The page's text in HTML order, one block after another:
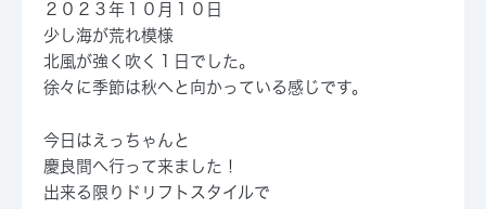
２０２３年１０月１０日
少し海が荒れ模様
北風が強く吹く１日でした。
徐々に季節は秋へと向かっている感じです。
今日はえっちゃんと
慶良間へ行って来ました！
出来る限りドリフトスタイルで